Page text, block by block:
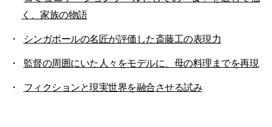
く、家族の物語
シンガポールの名匠が評価した斎藤工の表現力
監督の周囲にいた人々をモデルに、母の料理までを再現
フィクションと現実世界を融合させる試み